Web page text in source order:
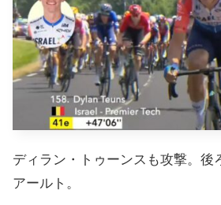
ディラン・トゥーンスも攻撃。後
アールト。